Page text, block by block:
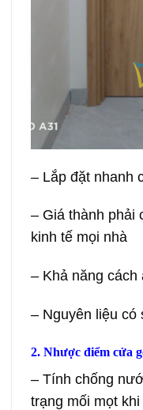
– Lắp đặt nhanh
– Giá thành phải
kinh tế mọi nhà
– Khả năng cách
– Nguyên liệu có
2. Nhược điểm cửa
– Tính chống
trạng mối mọt